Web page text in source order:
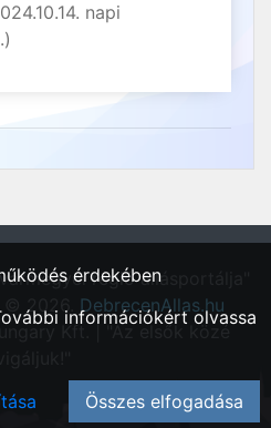
napi
régió állásportálja"
© 2026. DebrecenAllas.hu
Kft. | "Az elsők közé
érdekében
információkért olvassa
Összes elfogadása